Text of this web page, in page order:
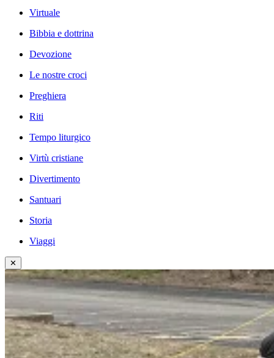
Virtuale
Bibbia e dottrina
Devozione
Le nostre croci
Preghiera
Riti
Tempo liturgico
Virtù cristiane
Divertimento
Santuari
Storia
Viaggi
✕